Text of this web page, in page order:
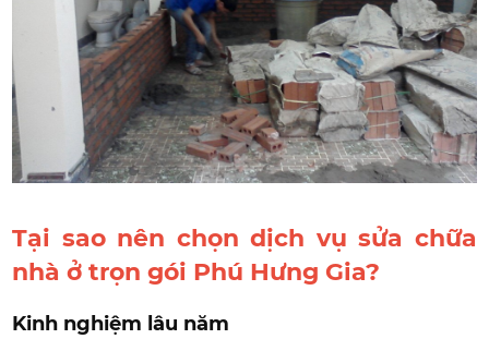
Tại sao nên chọn dịch vụ sửa chữa
nhà ở trọn gói Phú Hưng Gia?
Kinh nghiệm lâu năm